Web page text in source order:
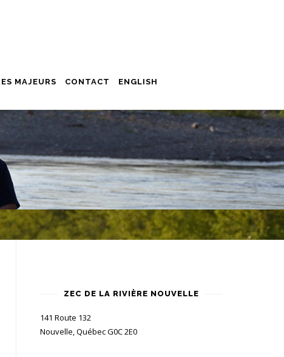
MAJEURS CONTACT ENGLISH
ZEC DE LA RIVIÈRE NOUVELLE
141 Route 132
Nouvelle, Québec G0C 2E0